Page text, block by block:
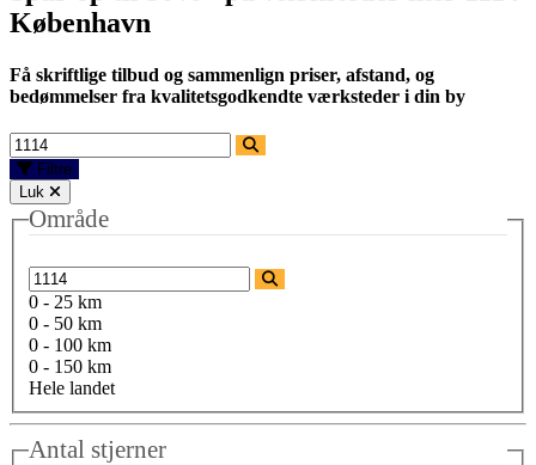
København
Få skriftlige tilbud og sammenlign priser, afstand, og
bedømmelser fra kvalitetsgodkendte værksteder i din by
Filtre
Luk
Område
0 - 25 km
0 - 50 km
0 - 100 km
0 - 150 km
Hele landet
Antal stjerner